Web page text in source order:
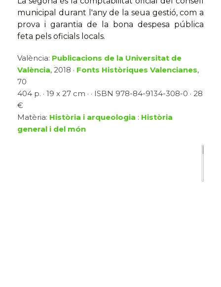
municipal durant l'any de la seua gestió, com a
prova i garantia de la bona despesa pública
feta pels oficials locals.
València: Publicacions de la Universitat de
València, 2018 · Fonts Històriques Valencianes,
70
404 p. · 19 x 27 cm · · ISBN 978-84-9134-308-0 · 28
€
Matèria: Història i arqueologia : Història
general i del món